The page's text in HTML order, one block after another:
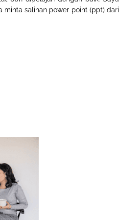
salinan power point (ppt) dari